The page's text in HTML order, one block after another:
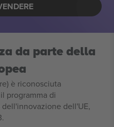
da parte della
è riconosciuta
programma di
dell'UE,